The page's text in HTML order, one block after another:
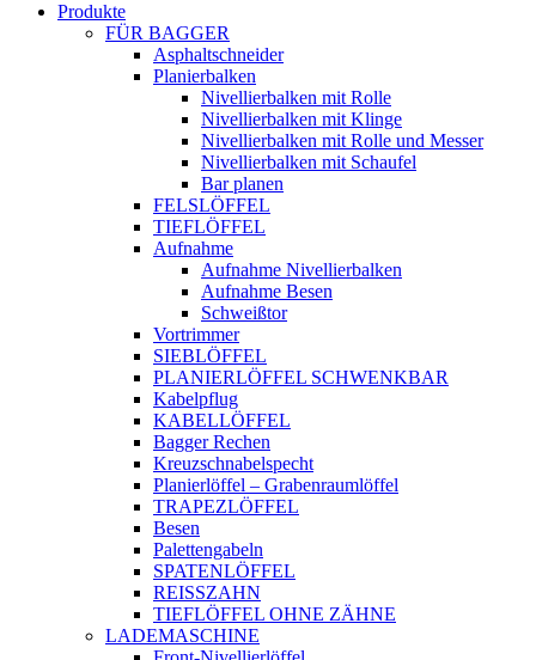
Produkte
FÜR BAGGER
Asphaltschneider
Planierbalken
Nivellierbalken mit Rolle
Nivellierbalken mit Klinge
Nivellierbalken mit Rolle und Messer
Nivellierbalken mit Schaufel
Bar planen
FELSLÖFFEL
TIEFLÖFFEL
Aufnahme
Aufnahme Nivellierbalken
Aufnahme Besen
Schweißtor
Vortrimmer
SIEBLÖFFEL
PLANIERLÖFFEL SCHWENKBAR
Kabelpflug
KABELLÖFFEL
Bagger Rechen
Kreuzschnabelspecht
Planierlöffel – Grabenraumlöffel
TRAPEZLÖFFEL
Besen
Palettengabeln
SPATENLÖFFEL
REISSZAHN
TIEFLÖFFEL OHNE ZÄHNE
LADEMASCHINE